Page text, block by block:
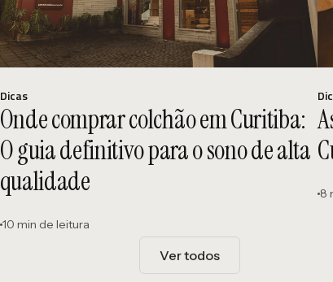
Dicas
Onde comprar colchão em Curitiba:
O guia definitivo para o sono de alta
qualidade
10 min de leitura
8
Ver todos